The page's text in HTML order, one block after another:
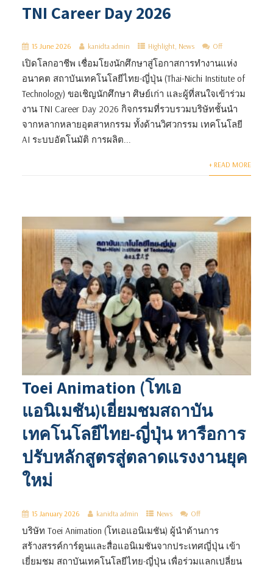
TNI Career Day 2026
15 June 2026 kanidta admin Highlight, News Off
เปิดโลกอาชีพ เชื่อมโยงนักศึกษาสู่โอกาสการทำงานแห่ง
อนาคต สถาบันเทคโนโลยีไทย-ญี่ปุ่น (Thai-Nichi Institute of
Technology) ขอเชิญนักศึกษา ศิษย์เก่า และผู้ที่สนใจเข้าร่วม
งาน TNI Career Day 2026 กิจกรรมที่รวบรวมบริษัทชั้นนำ
จากหลากหลายอุตสาหกรรม ทั้งด้านวิศวกรรม เทคโนโลยี
AI ระบบอัตโนมัติ การผลิต...
+ READ MORE
Toei Animation (โทเอ
แอนิเมชัน)เยี่ยมชมสถาบัน
เทคโนโลยีไทย-ญี่ปุ่น หารือการ
ปรับหลักสูตรสู่ตลาดแรงงานยุค
ใหม่
15 January 2026 kanidta admin News Off
บริษัท Toei Animation (โทเอแอนิเมชัน) ผู้นำด้านการ
สร้างสรรค์การ์ตูนและสื่อแอนิเมชันจากประเทศญี่ปุ่น เข้า
เยี่ยมชม สถาบันเทคโนโลยีไทย-ญี่ปุ่น เพื่อร่วมแลกเปลี่ยน